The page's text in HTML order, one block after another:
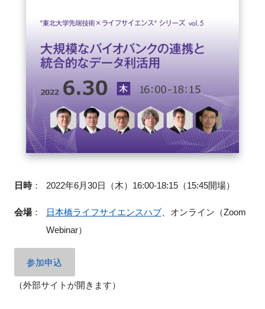
日時： 2022年6月30日（木）16:00-18:15（15:45開場）
会場： 日本橋ライフサイエンスハブ、オンライン（Zoom
Webinar）
参加申込
（外部サイトが開きます）